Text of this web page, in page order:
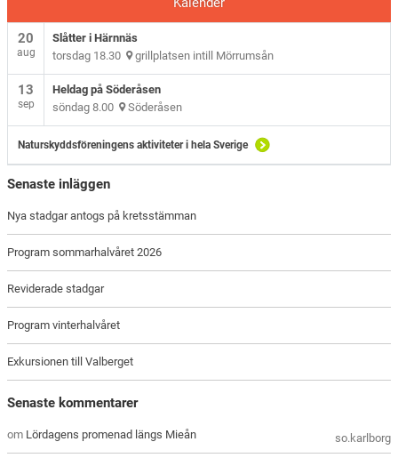
20
aug
Slåtter i Härnnäs
torsdag 18.30 grillplatsen intill Mörrumsån
13
sep
Heldag på Söderåsen
söndag 8.00 Söderåsen
Naturskyddsföreningens aktiviteter i hela Sverige
Senaste inläggen
Nya stadgar antogs på kretsstämman
Program sommarhalvåret 2026
Reviderade stadgar
Program vinterhalvåret
Exkursionen till Valberget
Senaste kommentarer
so.karlborg
om Lördagens promenad längs Mieån